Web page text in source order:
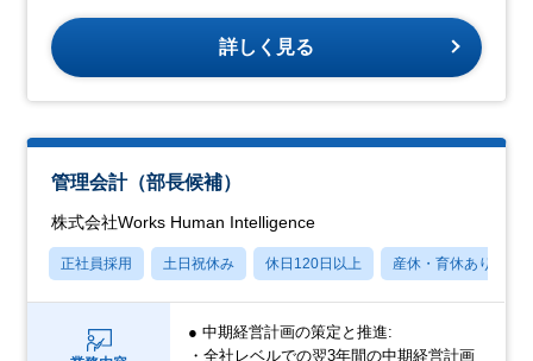
詳しく見る
管理会計（部長候補）
株式会社Works Human Intelligence
正社員採用 土日祝休み 休日120日以上 産休・育休あり
● 中期経営計画の策定と推進:
・全社レベルでの翌3年間の中期経営計画